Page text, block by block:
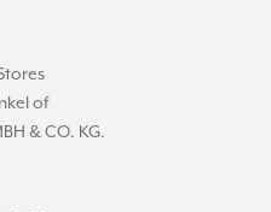
of
& CO. KG.